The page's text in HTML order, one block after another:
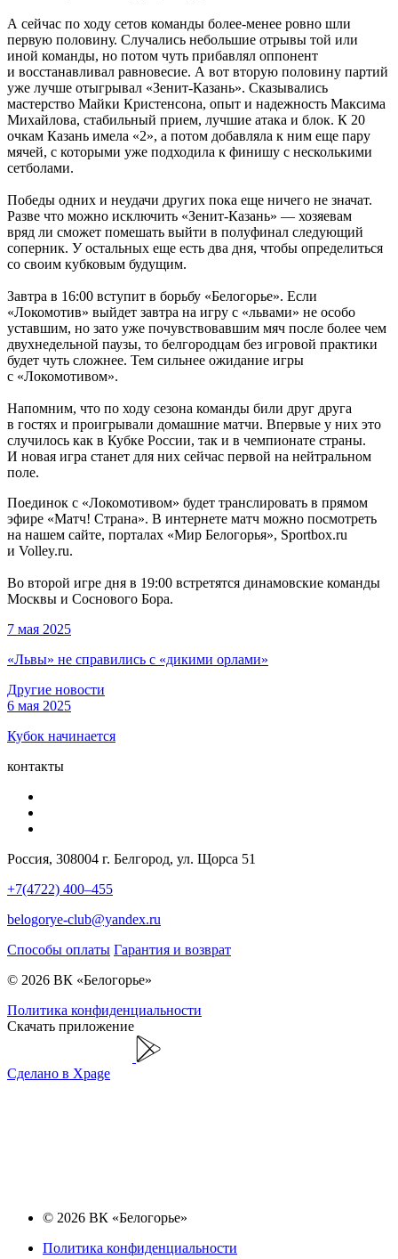
А сейчас по ходу сетов команды более-менее ровно шли
первую половину. Случались небольшие отрывы той или
иной команды, но потом чуть прибавлял оппонент
и восстанавливал равновесие. А вот вторую половину партий
уже лучше отыгрывал «Зенит-Казань». Сказывались
мастерство Майки Кристенсона, опыт и надежность Максима
Михайлова, стабильный прием, лучшие атака и блок. К 20
очкам Казань имела «2», а потом добавляла к ним еще пару
мячей, с которыми уже подходила к финишу с несколькими
сетболами.
Победы одних и неудачи других пока еще ничего не значат.
Разве что можно исключить «Зенит-Казань» — хозяевам
вряд ли сможет помешать выйти в полуфинал следующий
соперник. У остальных еще есть два дня, чтобы определиться
со своим кубковым будущим.
Завтра в 16:00 вступит в борьбу «Белогорье». Если
«Локомотив» выйдет завтра на игру с «львами» не особо
уставшим, но зато уже почувствовавшим мяч после более чем
двухнедельной паузы, то белгородцам без игровой практики
будет чуть сложнее. Тем сильнее ожидание игры
с «Локомотивом».
Напомним, что по ходу сезона команды били друг друга
в гостях и проигрывали домашние матчи. Впервые у них это
случилось как в Кубке России, так и в чемпионате страны.
И новая игра станет для них сейчас первой на нейтральном
поле.
Поединок с «Локомотивом» будет транслировать в прямом
эфире «Матч! Страна». В интернете матч можно посмотреть
на нашем сайте, порталах «Мир Белогорья», Sportbox.ru
и Volley.ru.
Во второй игре дня в 19:00 встретятся динамовские команды
Москвы и Соснового Бора.
7 мая 2025
«Львы» не справились с «дикими орлами»
Другие новости
6 мая 2025
Кубок начинается
контакты
Россия, 308004 г. Белгород, ул. Щорса 51
+7(4722) 400–455
belogorye-club@yandex.ru
Способы оплаты Гарантия и возврат
© 2026 ВК «Белогорье»
Политика конфиденциальности
Скачать приложение
Сделано в Xpage
© 2026 ВК «Белогорье»
Политика конфиденциальности